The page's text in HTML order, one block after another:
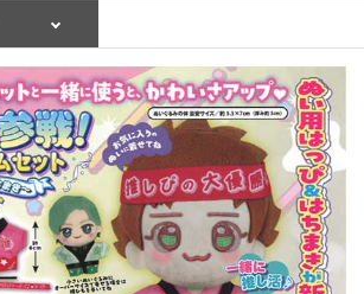
会員登録
ジュールをチェック
マシン本体